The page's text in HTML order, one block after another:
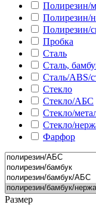
Полирезин/
Полирезин/
Полирезин/
Пробка
Сталь
Сталь,
Сталь/ABS/
Стекло
Стекло/АБС
Стекло/
Стекло/
Фарфор
Размер